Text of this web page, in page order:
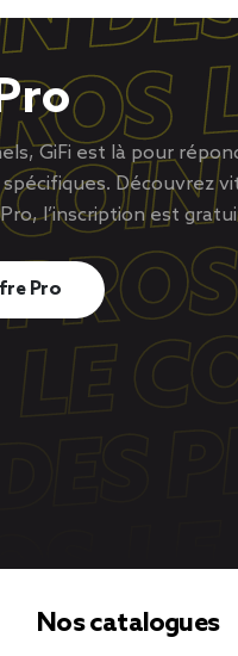
GiFi est là pour
Découvrez
l’inscription est
Pro
Nos catalogues